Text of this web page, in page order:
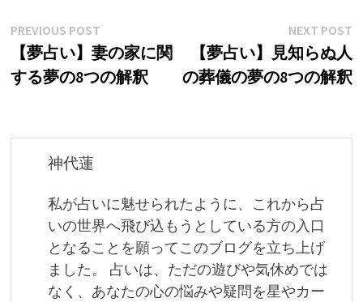
投
稿
ナ
PREVIOUS POSTPrevious
post:
【夢占い】妻の家に関
する夢の8つの解釈
NEXT POST
【夢占い】見知らぬ人
の葬儀の夢の8つの解釈
神代蓮
私が占いに魅せられたように、これから占
いの世界へ飛び込もうとしている方の入口
となることを願ってこのブログを立ち上げ
ました。 占いは、ただの遊びや気休めでは
なく、あなたの心の悩みや疑問を星やカー